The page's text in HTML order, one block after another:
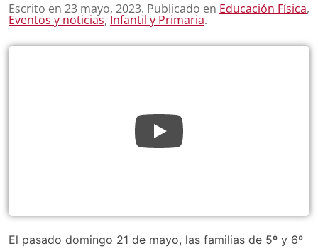
Escrito en 23 mayo, 2023. Publicado en Educación Física,
Eventos y noticias, Infantil y Primaria.
El pasado domingo 21 de mayo, las familias de 5º y 6º